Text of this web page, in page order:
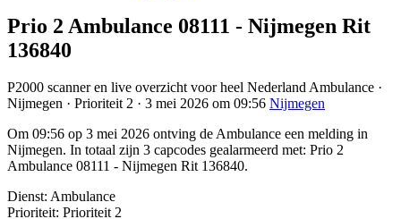
Prio 2 Ambulance 08111 - Nijmegen Rit
136840
P2000 scanner en live overzicht voor heel Nederland Ambulance ·
Nijmegen · Prioriteit 2 · 3 mei 2026 om 09:56 Nijmegen
Om 09:56 op 3 mei 2026 ontving de Ambulance een melding in
Nijmegen. In totaal zijn 3 capcodes gealarmeerd met: Prio 2
Ambulance 08111 - Nijmegen Rit 136840.
Dienst: Ambulance
Prioriteit: Prioriteit 2